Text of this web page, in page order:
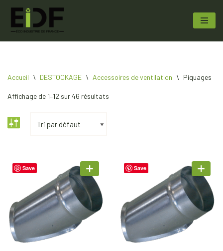
Aller
Accueil \ DESTOCKAGE \ Accessoires de ventilation \ Piquages
Affichage de 1–12 sur 46 résultats
Save Save